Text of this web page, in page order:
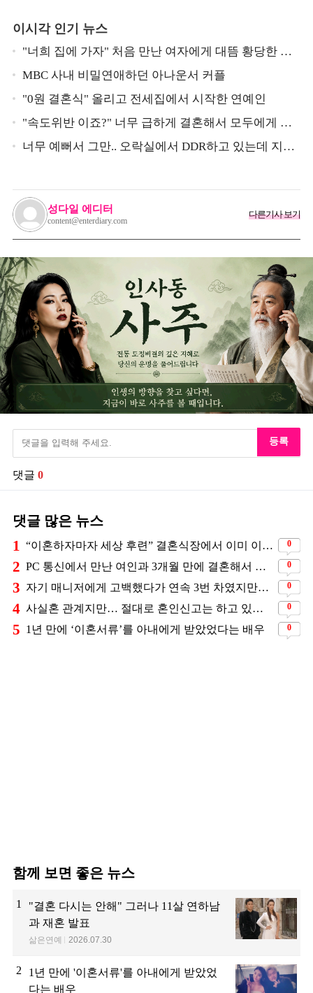
이시각 인기 뉴스
"너희 집에 가자" 처음 만난 여자에게 대뜸 황당한 요
구 했다는 MBC 아나운서
MBC 사내 비밀연애하던 아나운서 커플
"0원 결혼식" 올리고 전세집에서 시작한 연예인
"속도위반 이죠?" 너무 급하게 결혼해서 모두에게 의
심 받았던 스타
너무 예뻐서 그만.. 오락실에서 DDR하고 있는데 지나
성다일 에디터
content@enterdiary.com
다른기사 보기
등록
댓글 0
댓글 많은 뉴스
1 “이혼하자마자 세상 후련” 결혼식장에서 이미 이혼을 직감했었다는 배우 0
2 PC 통신에서 만난 여인과 3개월 만에 결혼해서 잘 살고 있는 배우 0
3 자기 매니저에게 고백했다가 연속 3번 차였지만… 결국 결혼에 성공한 배우 0
4 사실혼 관계지만… 절대로 혼인신고는 하고 있지 않다는 배우 0
5 1년 만에 ‘이혼서류’를 아내에게 받았었다는 배우 0
함께 보면 좋은 뉴스
1
"결혼 다시는 안해" 그러나 11살 연하남
과 재혼 발표
삶은연예 2026.07.30
2
1년 만에 '이혼서류'를 아내에게 받았었
다는 배우